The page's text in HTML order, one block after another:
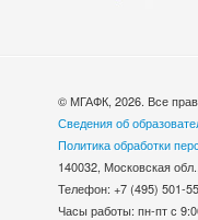
© МГАФК, 2026. Все
Сведения об
Политика обработки
140032, Московская
Телефон: +7 (495)
Часы работы: пн-пт с